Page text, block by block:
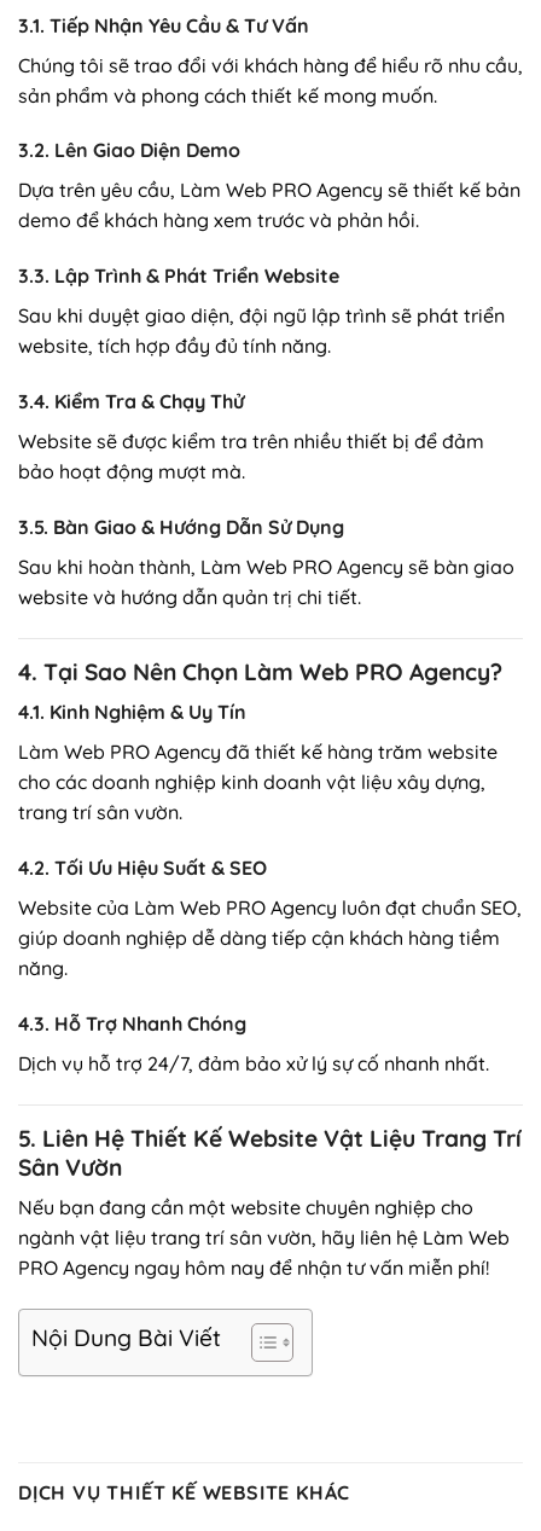
3.1. Tiếp Nhận Yêu Cầu & Tư Vấn
Chúng tôi sẽ trao đổi với khách hàng để hiểu rõ nhu cầu,
sản phẩm và phong cách thiết kế mong muốn.
3.2. Lên Giao Diện Demo
Dựa trên yêu cầu, Làm Web PRO Agency sẽ thiết kế bản
demo để khách hàng xem trước và phản hồi.
3.3. Lập Trình & Phát Triển Website
Sau khi duyệt giao diện, đội ngũ lập trình sẽ phát triển
website, tích hợp đầy đủ tính năng.
3.4. Kiểm Tra & Chạy Thử
Website sẽ được kiểm tra trên nhiều thiết bị để đảm
bảo hoạt động mượt mà.
3.5. Bàn Giao & Hướng Dẫn Sử Dụng
Sau khi hoàn thành, Làm Web PRO Agency sẽ bàn giao
website và hướng dẫn quản trị chi tiết.
4. Tại Sao Nên Chọn Làm Web PRO Agency?
4.1. Kinh Nghiệm & Uy Tín
Làm Web PRO Agency đã thiết kế hàng trăm website
cho các doanh nghiệp kinh doanh vật liệu xây dựng,
trang trí sân vườn.
4.2. Tối Ưu Hiệu Suất & SEO
Website của Làm Web PRO Agency luôn đạt chuẩn SEO,
giúp doanh nghiệp dễ dàng tiếp cận khách hàng tiềm
năng.
4.3. Hỗ Trợ Nhanh Chóng
Dịch vụ hỗ trợ 24/7, đảm bảo xử lý sự cố nhanh nhất.
5. Liên Hệ Thiết Kế Website Vật Liệu Trang Trí
Sân Vườn
Nếu bạn đang cần một website chuyên nghiệp cho
ngành vật liệu trang trí sân vườn, hãy liên hệ Làm Web
PRO Agency ngay hôm nay để nhận tư vấn miễn phí!
Nội Dung Bài Viết
DỊCH VỤ THIẾT KẾ WEBSITE KHÁC